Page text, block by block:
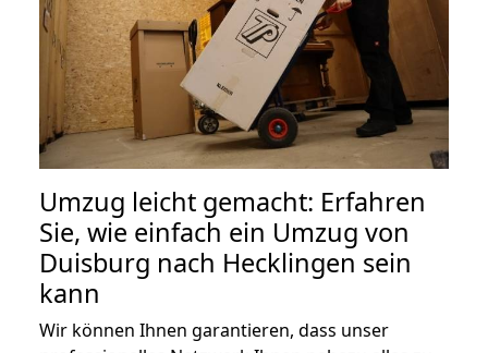
Umzug leicht gemacht: Erfahren
Sie, wie einfach ein Umzug von
Duisburg nach Hecklingen sein
kann
Wir können Ihnen garantieren, dass unser